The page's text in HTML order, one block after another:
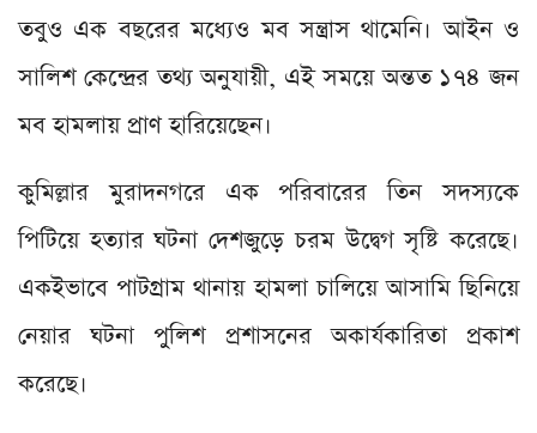
তবুও এক বছরের মধ্যেও মব সন্ত্রাস থামেনি। আইন ও
সালিশ কেন্দ্রের তথ্য অনুযায়ী, এই সময়ে অন্তত ১৭৪ জন
মব হামলায় প্রাণ হারিয়েছেন।
কুমিল্লার মুরাদনগরে এক পরিবারের তিন সদস্যকে
পিটিয়ে হত্যার ঘটনা দেশজুড়ে চরম উদ্বেগ সৃষ্টি করেছে।
একইভাবে পাটগ্রাম থানায় হামলা চালিয়ে আসামি ছিনিয়ে
নেয়ার ঘটনা পুলিশ প্রশাসনের অকার্যকারিতা প্রকাশ
করেছে।